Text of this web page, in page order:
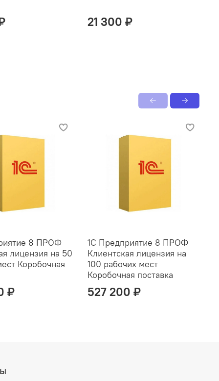
21 300 ₽
8 ПРОФ
лицензия на 50
Коробочная
₽
1С Предприятие 8 ПРОФ
Клиентская лицензия на
100 рабочих мест
Коробочная поставка
527 200 ₽